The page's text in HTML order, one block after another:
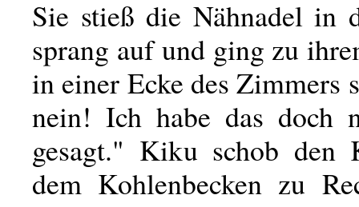
Sie stieß die Nähnadel in
sprang auf und ging zu
in einer Ecke des Zimmers
nein! Ich habe das doch
gesagt." Kiku schob den
dem Kohlenbecken zu